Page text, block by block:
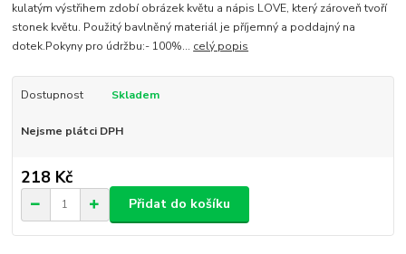
kulatým výstřihem zdobí obrázek květu a nápis LOVE, který zároveň tvoří
stonek květu. Použitý bavlněný materiál je příjemný a poddajný na
dotek.Pokyny pro údržbu:- 100%... celý popis
Dostupnost Skladem
Nejsme plátci DPH
218 Kč
Přidat do košíku